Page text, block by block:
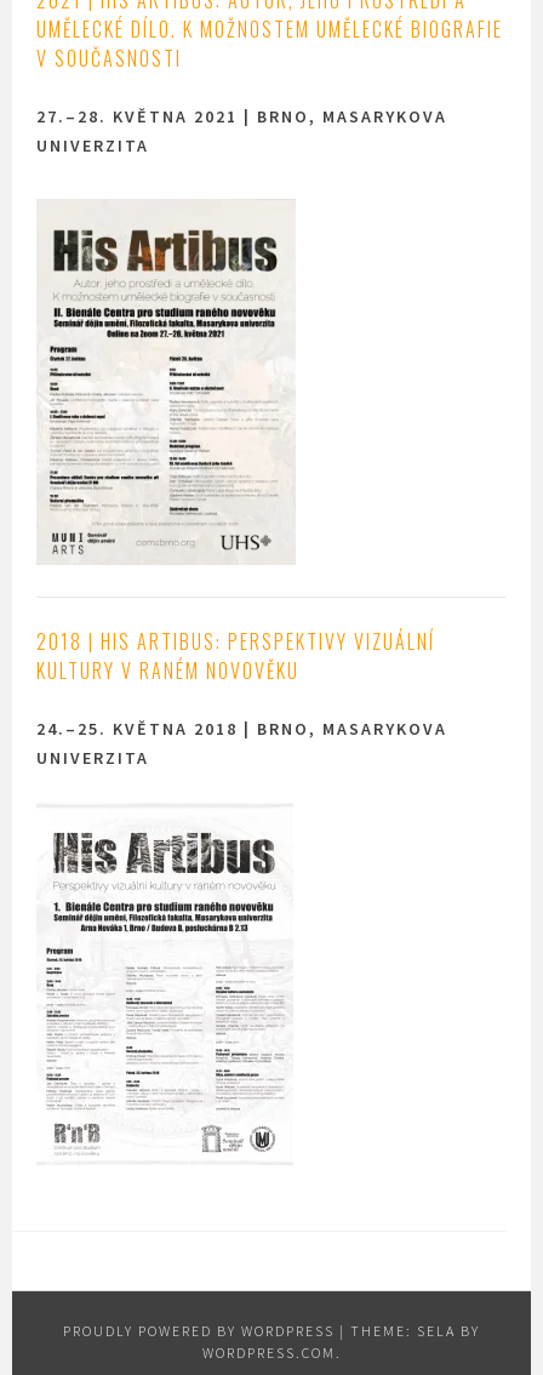
UMĚLECKÉ DÍLO. K MOŽNOSTEM UMĚLECKÉ BIOGRAFIE
V SOUČASNOSTI
27.–28. KVĚTNA 2021 | BRNO, MASARYKOVA
UNIVERZITA
2018 |HIS ARTIBUS: PERSPEKTIVY VIZUÁLNÍ
KULTURY V RANÉM NOVOVĚKU
24.–25. KVĚTNA 2018 | BRNO, MASARYKOVA
UNIVERZITA
PROUDLY POWERED BY WORDPRESS | THEME: SELA BY
WORDPRESS.COM .